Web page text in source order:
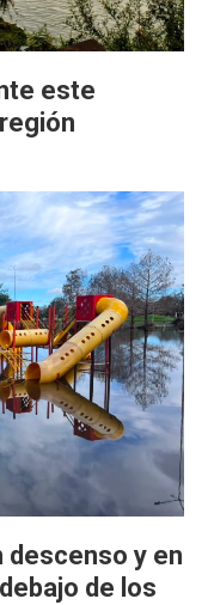
este
descenso y en
de los